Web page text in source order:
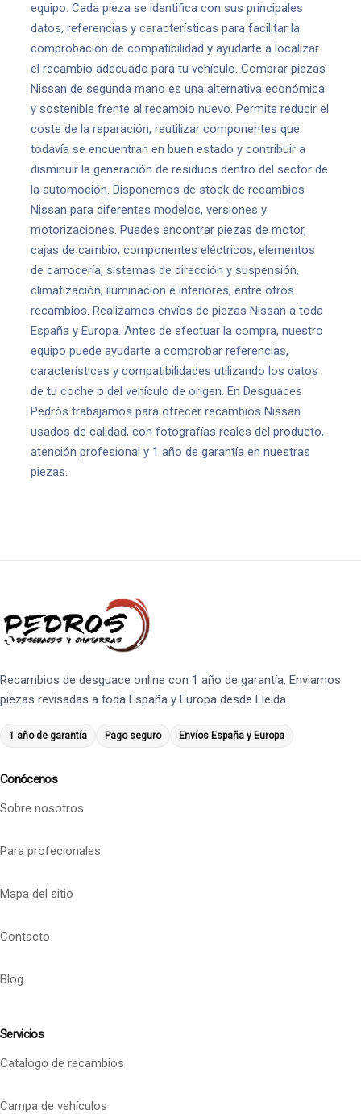
equipo. Cada pieza se identifica con sus principales
datos, referencias y características para facilitar la
comprobación de compatibilidad y ayudarte a localizar
el recambio adecuado para tu vehículo. Comprar piezas
Nissan de segunda mano es una alternativa económica
y sostenible frente al recambio nuevo. Permite reducir el
coste de la reparación, reutilizar componentes que
todavía se encuentran en buen estado y contribuir a
disminuir la generación de residuos dentro del sector de
la automoción. Disponemos de stock de recambios
Nissan para diferentes modelos, versiones y
motorizaciones. Puedes encontrar piezas de motor,
cajas de cambio, componentes eléctricos, elementos
de carrocería, sistemas de dirección y suspensión,
climatización, iluminación e interiores, entre otros
recambios. Realizamos envíos de piezas Nissan a toda
España y Europa. Antes de efectuar la compra, nuestro
equipo puede ayudarte a comprobar referencias,
características y compatibilidades utilizando los datos
de tu coche o del vehículo de origen. En Desguaces
Pedrós trabajamos para ofrecer recambios Nissan
usados de calidad, con fotografías reales del producto,
atención profesional y 1 año de garantía en nuestras
piezas.
Recambios de desguace online con 1 año de garantía. Enviamos
piezas revisadas a toda España y Europa desde Lleida.
1 año de garantía Pago seguro Envíos España y Europa
Conócenos
Sobre nosotros
Para profecionales
Mapa del sitio
Contacto
Blog
Servicios
Catalogo de recambios
Campa de vehículos